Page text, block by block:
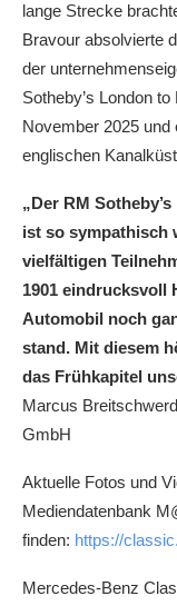
lange Strecke
Bravour absolvierte
der
Sotheby’s London
November 2025 und
englischen
„Der RM
ist so sympathisch
vielfältigen
1901 eindrucksvoll
Automobil noch
stand. Mit diesem
das Frühkapitel
Marcus
GmbH
Aktuelle Fotos und
Mediendatenbank
finden: https://
Mercedes-Benz